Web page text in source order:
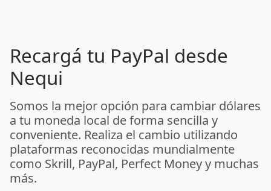
Recargá tu PayPal desde
Nequi
Somos la mejor opción para cambiar dólares
a tu moneda local de forma sencilla y
conveniente. Realiza el cambio utilizando
plataformas reconocidas mundialmente
como Skrill, PayPal, Perfect Money y muchas
más.